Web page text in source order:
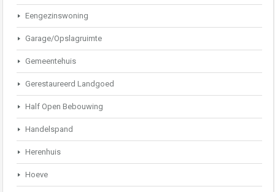
Eengezinswoning
Garage/Opslagruimte
Gemeentehuis
Gerestaureerd Landgoed
Half Open Bebouwing
Handelspand
Herenhuis
Hoeve